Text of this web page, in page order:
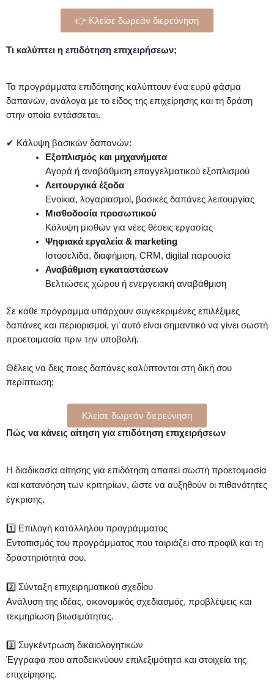
👉 Κλείσε δωρεάν διερεύνηση
Τι καλύπτει η επιδότηση επιχειρήσεων;
Τα προγράμματα επιδότησης καλύπτουν ένα ευρύ φάσμα
δαπανών, ανάλογα με το είδος της επιχείρησης και τη δράση
στην οποία εντάσσεται.
✔ Κάλυψη βασικών δαπανών:
Εξοπλισμός και μηχανήματα
Αγορά ή αναβάθμιση επαγγελματικού εξοπλισμού
Λειτουργικά έξοδα
Ενοίκια, λογαριασμοί, βασικές δαπάνες λειτουργίας
Μισθοδοσία προσωπικού
Κάλυψη μισθών για νέες θέσεις εργασίας
Ψηφιακά εργαλεία & marketing
Ιστοσελίδα, διαφήμιση, CRM, digital παρουσία
Αναβάθμιση εγκαταστάσεων
Βελτιώσεις χώρου ή ενεργειακή αναβάθμιση
Σε κάθε πρόγραμμα υπάρχουν συγκεκριμένες επιλέξιμες
δαπάνες και περιορισμοί, γι’ αυτό είναι σημαντικό να γίνει σωστή
προετοιμασία πριν την υποβολή.
Θέλεις να δεις ποιες δαπάνες καλύπτονται στη δική σου
περίπτωση;
Κλείσε δωρεάν διερεύνηση
Πώς να κάνεις αίτηση για επιδότηση επιχειρήσεων
Η διαδικασία αίτησης για επιδότηση απαιτεί σωστή προετοιμασία
και κατανόηση των κριτηρίων, ώστε να αυξηθούν οι πιθανότητες
έγκρισης.
1️⃣ Επιλογή κατάλληλου προγράμματος
Εντοπισμός του προγράμματος που ταιριάζει στο προφίλ και τη
δραστηριότητά σου.
2️⃣ Σύνταξη επιχειρηματικού σχεδίου
Ανάλυση της ιδέας, οικονομικός σχεδιασμός, προβλέψεις και
τεκμηρίωση βιωσιμότητας.
3️⃣ Συγκέντρωση δικαιολογητικών
Έγγραφα που αποδεικνύουν επιλεξιμότητα και στοιχεία της
επιχείρησης.